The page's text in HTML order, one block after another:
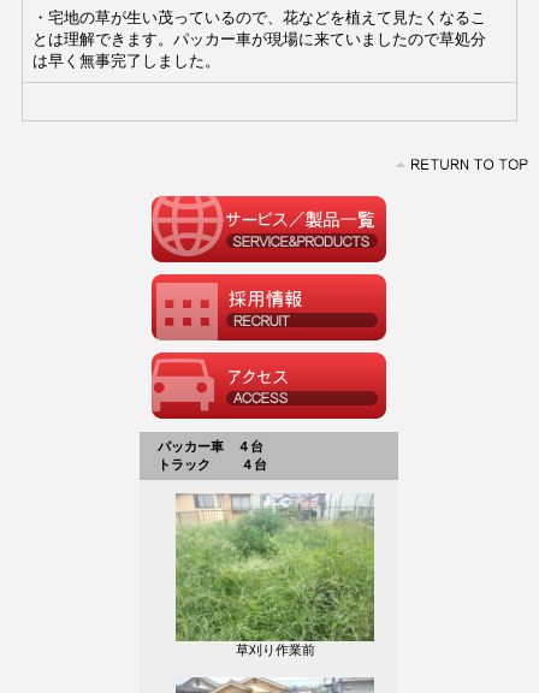
・宅地の草が生い茂っているので、花などを植えて見たくなるこ
とは理解できます。パッカー車が現場に来ていましたので草処分
は早く無事完了しました。
パッカー車 ４台
トラック ４台
草刈り作業前